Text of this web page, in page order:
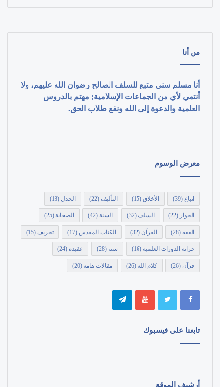
من أنا
أنا مسلم سني متبع للسلف الصالح رضوان الله عليهم، ولا
أنتمي لأي من الجماعات الإسلامية; مهتم بالدروس
العلمية والدعوة إلى الله ونفع طلاب الحق.
معرض الوسوم
اتباع (39) الأخلاق (15) التأليف (22) الجدل (18)
الحوار (22) السلف (32) السنة (42) الصحابة (25)
الفقه (28) القرآن (32) الكتاب المقدس (17) تحريف (15)
خزانة الدورات العلمية (16) سنة (28) عقيدة (24)
قرآن (26) كلام الله (26) مقالات هامة (20)
تابعنا على فيسبوك
أرشيف الموقع